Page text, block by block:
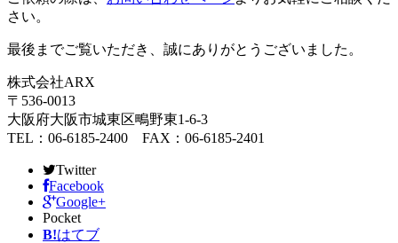
さい。
最後までご覧いただき、誠にありがとうございました。
株式会社ARX
〒536-0013
大阪府大阪市城東区鴫野東1-6-3
TEL：06-6185-2400 FAX：06-6185-2401
Twitter
Facebook
Google+
Pocket
B!はてブ